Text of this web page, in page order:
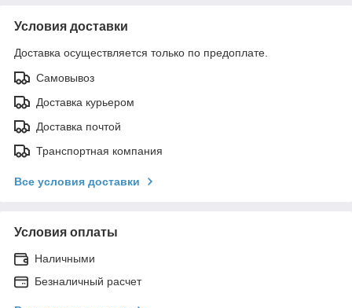
Условия доставки
Доставка осуществляется только по предоплате.
Самовывоз
Доставка курьером
Доставка почтой
Транспортная компания
Все условия доставки
Условия оплаты
Наличными
Безналичный расчет